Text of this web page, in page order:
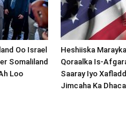
Oo Israel
Somaliland
Loo
Heshiiska
Qoraalka Is-
Saaray Iyo
Jimcaha Ka